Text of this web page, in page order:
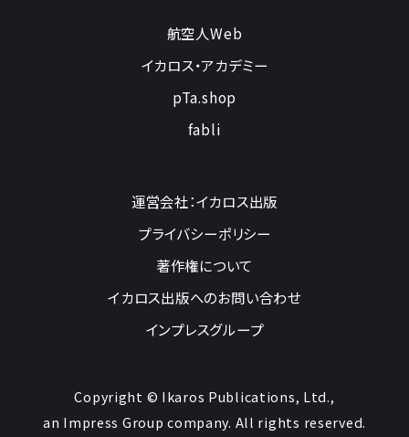
航空人Web
イカロス・アカデミー
pTa.shop
fabli
運営会社：イカロス出版
プライバシーポリシー
著作権について
イカロス出版へのお問い合わせ
インプレスグループ
Copyright © Ikaros Publications, Ltd.,
an Impress Group company. All rights reserved.